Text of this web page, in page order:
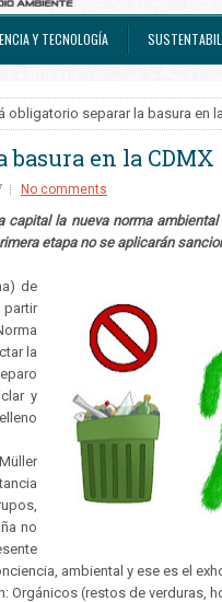
Y TECNOLOGÍA
obligatorio separar la basura en
basura en la CDMX
No comments
la nueva norma
etapa no se aplicarán
de
partir
la
y
no
ambiental y ese es el
Orgánicos (restos de verduras,